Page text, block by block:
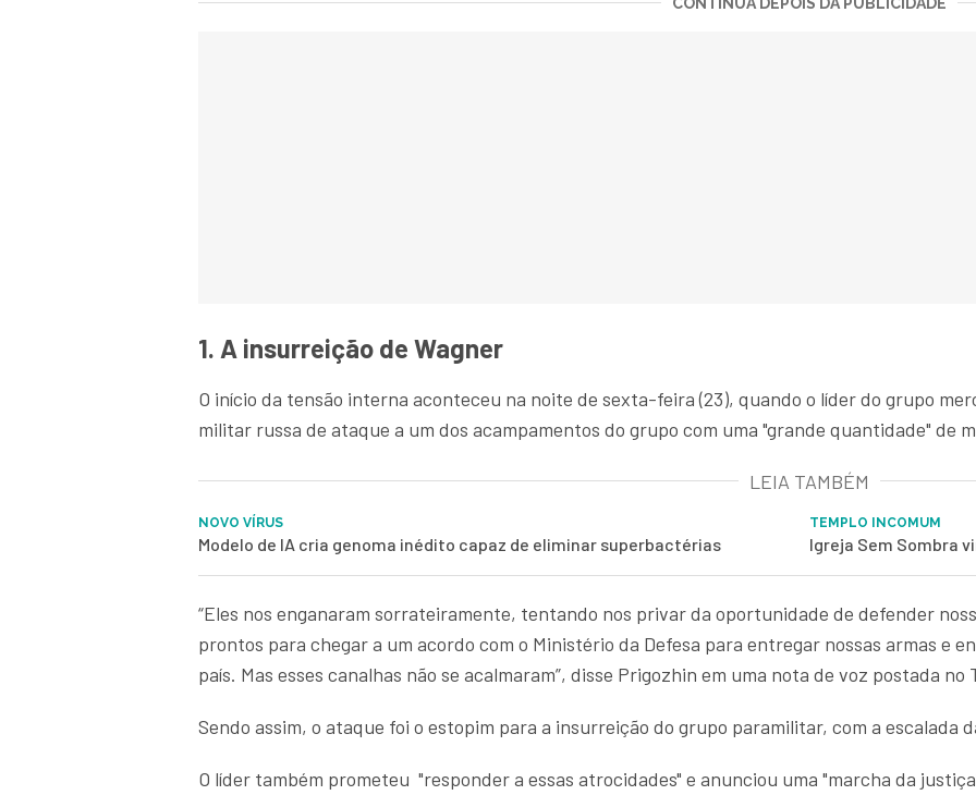
1. A insurreição de Wagner
O início da tensão interna aconteceu na noite de sexta-feira (23), quando o líder do grupo
militar russa de ataque a um dos acampamentos do grupo com uma "grande quantidade" de
LEIA TAMBÉM
NOVO VÍRUS
Modelo de IA cria genoma inédito capaz de eliminar superbactérias
TEMPLO INCOMUM
Igreja Sem Sombra
“Eles nos enganaram sorrateiramente, tentando nos privar da oportunidade de defender
prontos para chegar a um acordo com o Ministério da Defesa para entregar nossas armas e
país. Mas esses canalhas não se acalmaram”, disse Prigozhin em uma nota de voz postada no
Sendo assim, o ataque foi o estopim para a insurreição do grupo paramilitar, com a escalada
O líder também prometeu "responder a essas atrocidades" e anunciou uma "marcha da